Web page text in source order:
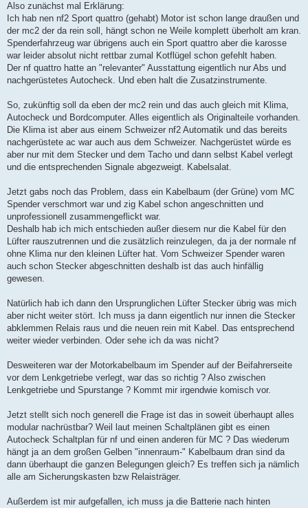
Also zunächst mal Erklärung:
Ich hab nen nf2 Sport quattro (gehabt) Motor ist schon lange draußen und
der mc2 der da rein soll, hängt schon ne Weile komplett überholt am kran.
Spenderfahrzeug war übrigens auch ein Sport quattro aber die karosse
war leider absolut nicht rettbar zumal Kotflügel schon gefehlt haben.
Der nf quattro hatte an "relevanter" Ausstattung eigentlich nur Abs und
nachgerüstetes Autocheck. Und eben halt die Zusatzinstrumente.
So, zukünftig soll da eben der mc2 rein und das auch gleich mit Klima,
Autocheck und Bordcomputer. Alles eigentlich als Originalteile vorhanden.
Die Klima ist aber aus einem Schweizer nf2 Automatik und das bereits
nachgerüstete ac war auch aus dem Schweizer. Nachgerüstet würde es
aber nur mit dem Stecker und dem Tacho und dann selbst Kabel verlegt
und die entsprechenden Signale abgezweigt. Kabelsalat.
Jetzt gabs noch das Problem, dass ein Kabelbaum (der Grüne) vom MC
Spender verschmort war und zig Kabel schon angeschnitten und
unprofessionell zusammengeflickt war.
Deshalb hab ich mich entschieden außer diesem nur die Kabel für den
Lüfter rauszutrennen und die zusätzlich reinzulegen, da ja der normale nf
ohne Klima nur den kleinen Lüfter hat. Vom Schweizer Spender waren
auch schon Stecker abgeschnitten deshalb ist das auch hinfällig
gewesen.
Natürlich hab ich dann den Ursprunglichen Lüfter Stecker übrig was mich
aber nicht weiter stört. Ich muss ja dann eigentlich nur innen die Stecker
abklemmen Relais raus und die neuen rein mit Kabel. Das entsprechend
weiter wieder verbinden. Oder sehe ich da was nicht?
Desweiteren war der Motorkabelbaum im Spender auf der Beifahrerseite
vor dem Lenkgetriebe verlegt, war das so richtig ? Also zwischen
Lenkgetriebe und Spurstange ? Kommt mir irgendwie komisch vor.
Jetzt stellt sich noch generell die Frage ist das in soweit überhaupt alles
modular nachrüstbar? Weil laut meinen Schaltplänen gibt es einen
Autocheck Schaltplan für nf und einen anderen für MC ? Das wiederum
hängt ja an dem großen Gelben "innenraum-" Kabelbaum dran sind da
dann überhaupt die ganzen Belegungen gleich? Es treffen sich ja nämlich
alle am Sicherungskasten bzw Relaisträger.
Außerdem ist mir aufgefallen, ich muss ja die Batterie nach hinten